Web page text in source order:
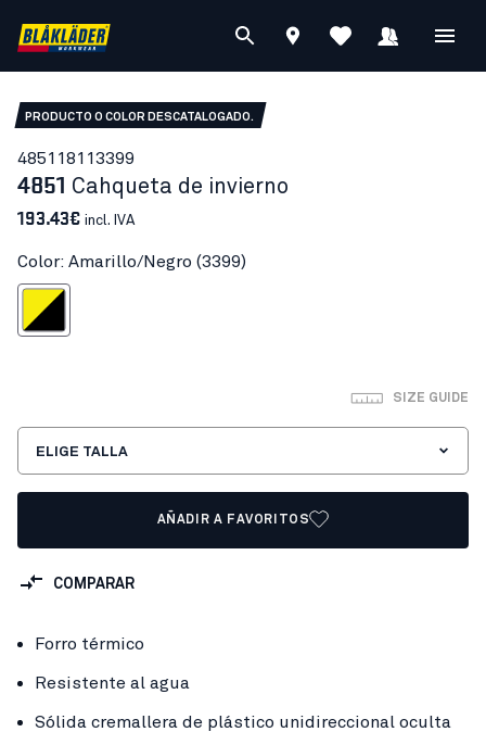
PRODUCTO O COLOR DESCATALOGADO.
48511811 3399
4851 Cahqueta de invierno
193.43€ incl. IVA
Color: Amarillo/Negro (3399)
Negro
SIZE GUIDE
ELIGE TALLA
AÑADIR A FAVORITOS
COMPARAR
Forro térmico
Resistente al agua
Sólida cremallera de plástico unidireccional oculta